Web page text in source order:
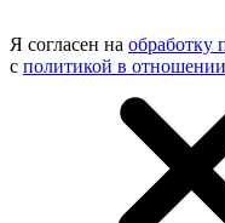
Я согласен на обработку
с политикой в